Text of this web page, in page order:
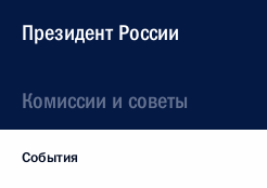
Президент России
Комиссии и советы
События